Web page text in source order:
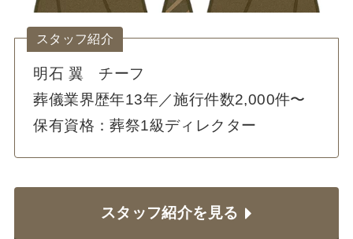
スタッフ紹介
明石 翼 チーフ
葬儀業界歴年13年／施行件数2,000件〜
保有資格：葬祭1級ディレクター
スタッフ紹介を見る